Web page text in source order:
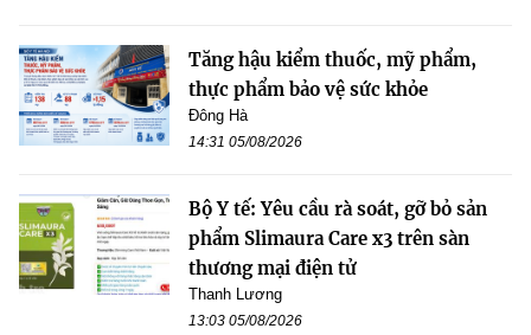
Tăng hậu kiểm thuốc, mỹ phẩm,
thực phẩm bảo vệ sức khỏe
Đông Hà
14:31 05/08/2026
Bộ Y tế: Yêu cầu rà soát, gỡ bỏ sản
phẩm Slimaura Care x3 trên sàn
thương mại điện tử
Thanh Lương
13:03 05/08/2026